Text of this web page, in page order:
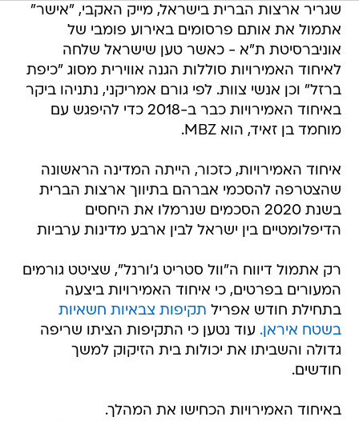
שגריר ארצות הברית בישראל, מייק האקבי, "אישר"
אתמול את אותם פרסומים באירוע פומבי של
אוניברסיטת ת"א - כאשר טען שישראל שלחה
לאיחוד האמירויות סוללות הגנה אווירית מסוג "כיפת
ברזל" וכן אנשי צוות. לפי גורם אמריקני, נתניהו ביקר
באיחוד האמירויות כבר ב-2018 כדי להיפגש עם
מוחמד בן זאיד, הוא MBZ.
איחוד האמירויות, כזכור, הייתה המדינה הראשונה
שהצטרפה להסכמי אברהם בתיווך ארצות הברית
בשנת 2020 הסכמים שנרמלו את היחסים
הדיפלומטיים בין ישראל לבין ארבע מדינות ערביות
רק אתמול דיווח ה"וול סטריט ג'ורנל", שציטט גורמים
המעורים בפרטים, כי איחוד האמירויות ביצעה
בתחילת חודש אפריל תקיפות צבאיות חשאיות
בשטח איראן. עוד נטען כי התקיפות הציתו שריפה
גדולה והשביתו את יכולות בית הזיקוק למשך
חודשים.
באיחוד האמירויות הכחישו את המהלך.